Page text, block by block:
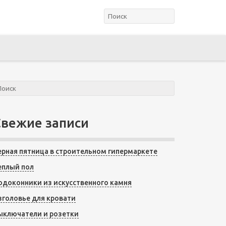
записи
пятница в строительном гипермаркете
пол
из искусственного камня
для кровати
и розетки